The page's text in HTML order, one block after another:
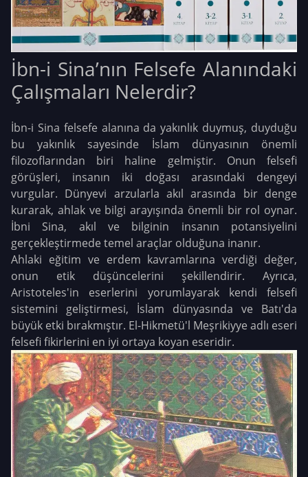
İbn-i Sina’nın Felsefe Alanındaki
Çalışmaları Nelerdir?
İbn-i Sina felsefe alanına da yakınlık duymuş, duyduğu
bu yakınlık sayesinde İslam dünyasının önemli
filozoflarından biri haline gelmiştir. Onun felsefi
görüşleri, insanın iki doğası arasındaki dengeyi
vurgular. Dünyevi arzularla akıl arasında bir denge
kurarak, ahlak ve bilgi arayışında önemli bir rol oynar.
İbni Sina, akıl ve bilginin insanın potansiyelini
gerçekleştirmede temel araçlar olduğuna inanır.
Ahlaki eğitim ve erdem kavramlarına verdiği değer,
onun etik düşüncelerini şekillendirir. Ayrıca,
Aristoteles'in eserlerini yorumlayarak kendi felsefi
sistemini geliştirmesi, İslam dünyasında ve Batı'da
büyük etki bırakmıştır. El-Hikmetü'l Meşrikiyye adlı eseri
felsefi fikirlerini en iyi ortaya koyan eseridir.